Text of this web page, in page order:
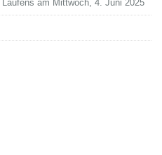
am Mittwoch, 4. Juni 2025